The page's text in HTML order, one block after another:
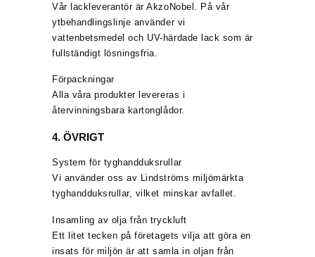
Vår lackleverantör är AkzoNobel. På vår
ytbehandlingslinje använder vi
vattenbetsmedel och UV-härdade lack som är
fullständigt lösningsfria.
Förpackningar
Alla våra produkter levereras i
återvinningsbara kartonglådor.
4. ÖVRIGT
System för tyghandduksrullar
Vi använder oss av Lindströms miljömärkta
tyghandduksrullar, vilket minskar avfallet.
Insamling av olja från tryckluft
Ett litet tecken på företagets vilja att göra en
insats för miljön är att samla in oljan från